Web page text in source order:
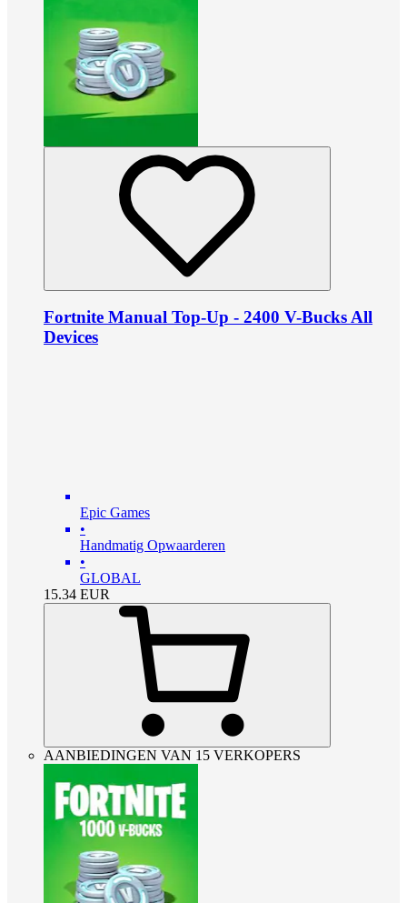
Fortnite Manual Top-Up - 2400 V-Bucks All
Devices
Epic Games
•
Handmatig Opwaarderen
•
GLOBAL
15.34 EUR
AANBIEDINGEN VAN 15 VERKOPERS